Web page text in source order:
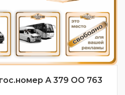
А 379 ОО 763